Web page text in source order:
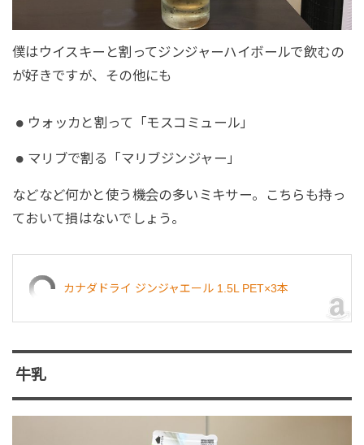
僕はウイスキーと割ってジンジャーハイボールで飲むの
が好きですが、その他にも
ウォッカと割って「モスコミュール」
マリブで割る「マリブジンジャー」
などなど何かと使う機会の多いミキサー。こちらも持っ
ておいて損はないでしょう。
カナダドライ ジンジャエール 1.5L PET×3本
牛乳